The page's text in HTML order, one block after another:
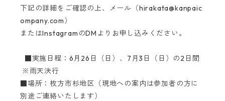
下記の詳細をご確認の上、メール（hirakata@kanpaic
ompany.com）
またはInstagramのDMよりお申し込みください。
■実施日程：6月26日（日）、7月3日（日）の2日間
※雨天決行
■場所：枚方市杉地区（現地への案内は参加者の方に
別途ご連絡いたします）